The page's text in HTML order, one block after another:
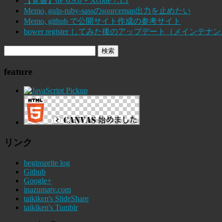
Memo, gulp-ruby-sassのsourcemap出力を止めたい
Memo, github で公開サイト作成の参考サイト
bower register してみた後のアップデート（メインテナ
feature
リンク
beginsprite log
Github
Google+
inazumatv.com
taikiken's SlideShare
taikiken's Tumblr